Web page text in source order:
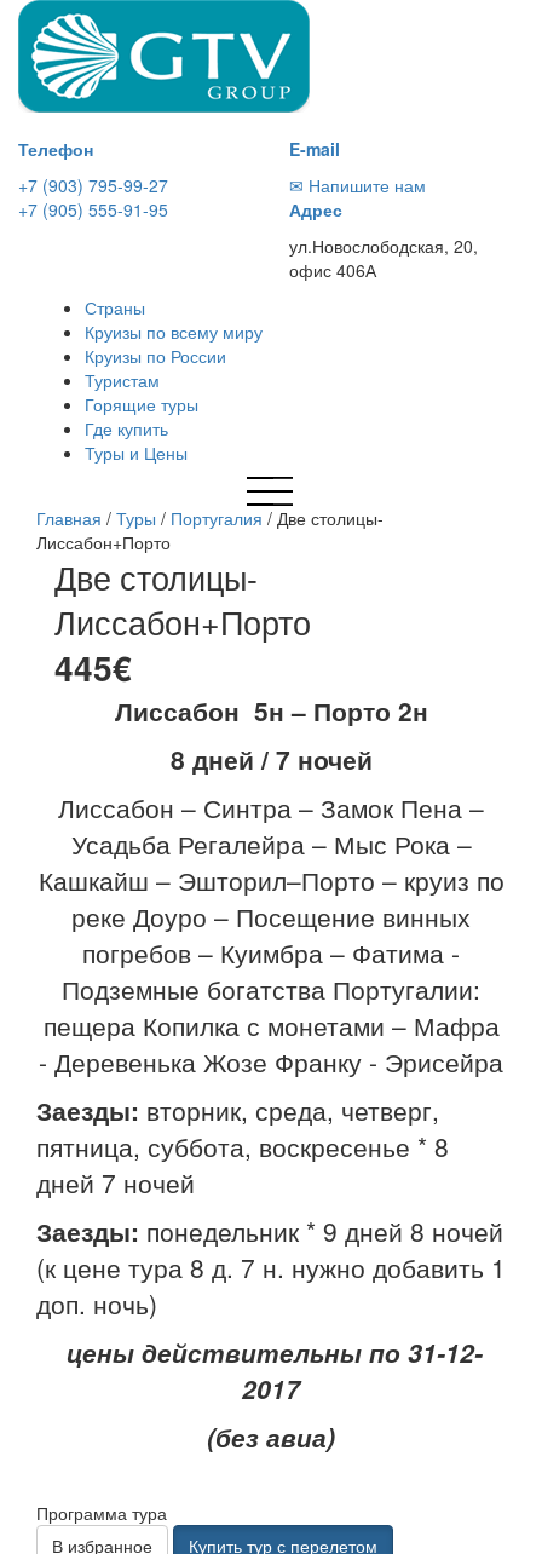
Телефон
+7 (903) 795-99-27
+7 (905) 555-91-95
E-mail
✉ Напишите нам
Адрес
ул.Новослободская, 20,
офис 406А
Страны
Круизы по всему миру
Круизы по России
Туристам
Горящие туры
Где купить
Туры и Цены
Главная / Туры / Португалия / Две столицы-
Лиссабон+Порто
Две столицы-
Лиссабон+Порто
445€
Лиссабон 5н – Порто 2н
8 дней / 7 ночей
Лиссабон – Синтра – Замок Пена –
Усадьба Регалейра – Мыс Рока –
Кашкайш – Эшторил–Порто – круиз по
реке Доуро – Посещение винных
погребов – Куимбра – Фатима -
Подземные богатства Португалии:
пещера Копилка с монетами – Мафра
- Деревенька Жозе Франку - Эрисейра
Заезды: вторник, среда, четверг,
пятница, суббота, воскресенье * 8
дней 7 ночей
Заезды: понедельник * 9 дней 8 ночей
(к цене тура 8 д. 7 н. нужно добавить 1
доп. ночь)
цены действительны по 31-12-
2017
(без авиа)
Программа тура
В избранное
Купить тур с перелетом